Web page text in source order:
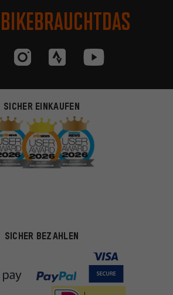
SICHER EINKAUFEN
SICHER BEZAHLEN